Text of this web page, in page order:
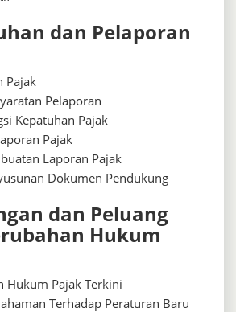
dan Pelaporan
Pajak
Pelaporan
Kepatuhan Pajak
Pajak
Laporan Pajak
Dokumen Pendukung
dan Peluang
Hukum
Hukum Pajak Terkini
Terhadap Peraturan Baru